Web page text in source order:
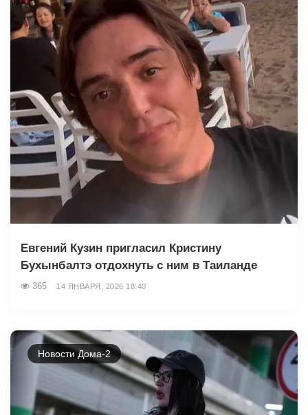
Евгений Кузин пригласил Кристину
Бухынбалтэ отдохнуть с ним в Таиланде
365 14 ЯНВАРЯ, 2026 18:40
Новости Дома-2